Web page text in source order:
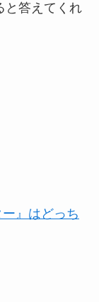
と答えてくれ
』はどっち